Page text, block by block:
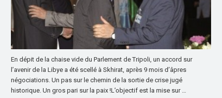
En dépit de la chaise vide du Parlement de Tripoli, un accord sur
l’avenir de la Libye a été scellé à Skhirat, après 9 mois d’âpres
négociations. Un pas sur le chemin de la sortie de crise jugé
historique. Un gros pari sur la paix !L’objectif est la mise sur …